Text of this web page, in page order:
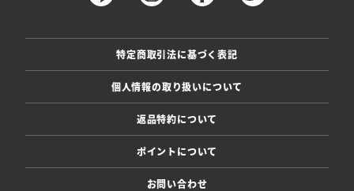
特定商取引法に基づく表記
個人情報の取り扱いについて
返品特約について
ポイントについて
お問い合わせ